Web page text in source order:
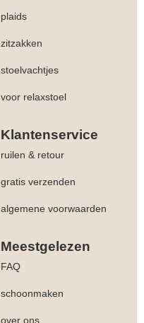
plaids
zitzakken
stoelvachtjes
voor relaxstoel
Klantenservice
ruilen & retour
gratis verzenden
algemene voorwaarden
Meestgelezen
FAQ
schoonmaken
over ons